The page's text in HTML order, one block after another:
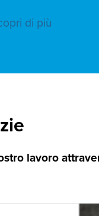
di più
lavoro